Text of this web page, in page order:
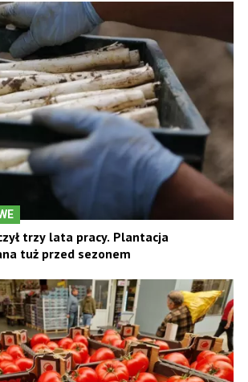
trzy lata pracy. Plantacja
tuż przed sezonem